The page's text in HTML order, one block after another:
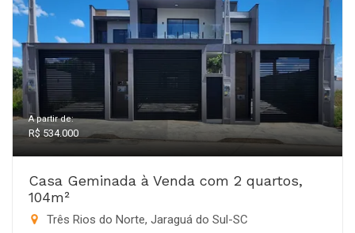
A partir de:
R$ 534.000
Casa Geminada à Venda com 2 quartos,
104m²
Três Rios do Norte, Jaraguá do Sul-SC